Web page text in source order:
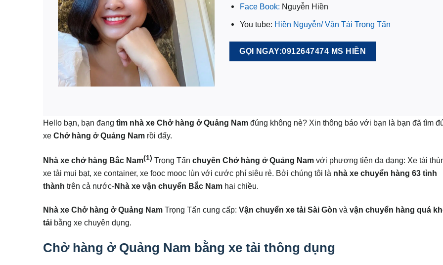
Face Book: Nguyễn Hiền
You tube: Hiền Nguyễn/ Vận Tải Trọng Tấn
GỌI NGAY:0912647474 MS HIỀN
Hello bạn, bạn đang tìm nhà xe Chở hàng ở Quảng Nam đúng không nè? Xin thông báo với bạn là bạn đã tìm
xe Chở hàng ở Quảng Nam rồi đấy.
Nhà xe chở hàng Bắc Nam(1) Trọng Tấn chuyên Chở hàng ở Quảng Nam với phương tiện đa dạng: Xe tải
xe tải mui bạt, xe container, xe fooc mooc lùn với cước phí siêu rẻ. Bởi chúng tôi là nhà xe chuyển hàng 63 tỉnh
thành trên cả nước-Nhà xe vận chuyển Bắc Nam hai chiều.
Nhà xe Chở hàng ở Quảng Nam Trọng Tấn cung cấp: Vận chuyển xe tải Sài Gòn và vận chuyển hàng quá
tải bằng xe chuyên dụng.
Chở hàng ở Quảng Nam bằng xe tải thông dụng